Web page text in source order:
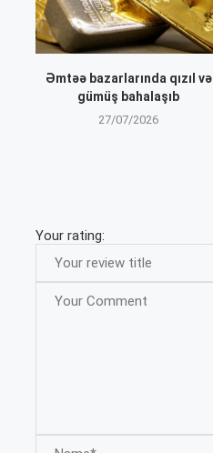
Əmtəə bazarlarında qızıl və
gümüş bahalaşıb
27/07/2026
Your rating: